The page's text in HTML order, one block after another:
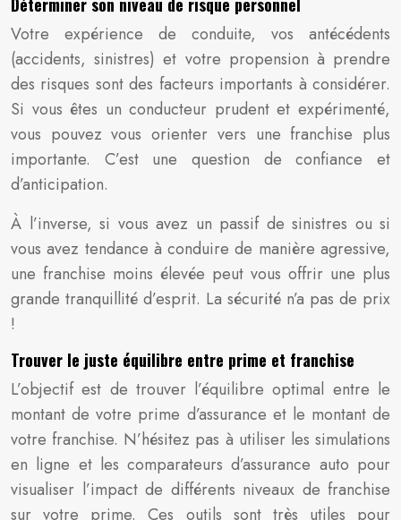
Votre expérience de conduite, vos antécédents
(accidents, sinistres) et votre propension à prendre
des risques sont des facteurs importants à considérer.
Si vous êtes un conducteur prudent et expérimenté,
vous pouvez vous orienter vers une franchise plus
importante. C’est une question de confiance et
d’anticipation.
À l’inverse, si vous avez un passif de sinistres ou si
vous avez tendance à conduire de manière agressive,
une franchise moins élevée peut vous offrir une plus
grande tranquillité d’esprit. La sécurité n’a pas de prix
!
Trouver le juste équilibre entre prime et franchise
L’objectif est de trouver l’équilibre optimal entre le
montant de votre prime d’assurance et le montant de
votre franchise. N’hésitez pas à utiliser les simulations
en ligne et les comparateurs d’assurance auto pour
visualiser l’impact de différents niveaux de franchise
sur votre prime. Ces outils sont très utiles pour